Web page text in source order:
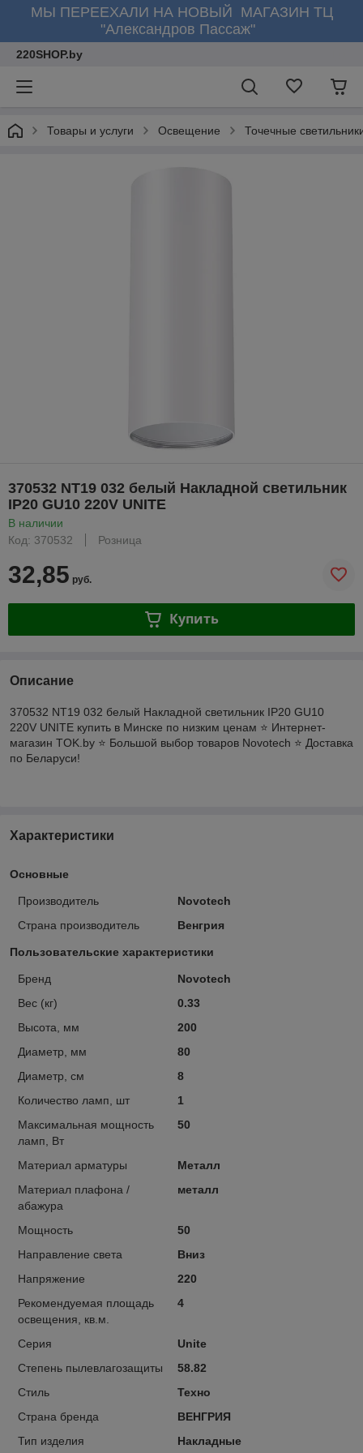
МЫ ПЕРЕЕХАЛИ НА НОВЫЙ МАГАЗИН ТЦ
"Александров Пассаж"
220SHOP.by
Товары и услуги Освещение Точечные
370532 NT19 032 белый Накладной светильник
IP20 GU10 220V UNITE
В наличии
Код: 370532
Розница
32,85 руб.
Купить
Описание
370532 NT19 032 белый Накладной светильник IP20 GU10
220V UNITE купить в Минске по низким ценам ⭐️ Интернет-
магазин TOK.by ⭐️ Большой выбор товаров Novotech ⭐️ Доставка
по Беларуси!
Характеристики
Основные
Производитель
Novotech
Страна производитель
Венгрия
Пользовательские характеристики
Бренд
Novotech
Вес (кг)
0.33
Высота, мм
200
Диаметр, мм
80
Диаметр, см
8
Количество ламп, шт
1
Максимальная мощность
ламп, Вт
50
Материал арматуры
Металл
Материал плафона /
абажура
металл
Мощность
50
Направление света
Вниз
Напряжение
220
Рекомендуемая площадь
освещения, кв.м.
4
Серия
Unite
Степень пылевлагозащиты
58.82
Стиль
Техно
Страна бренда
ВЕНГРИЯ
Тип изделия
Накладные